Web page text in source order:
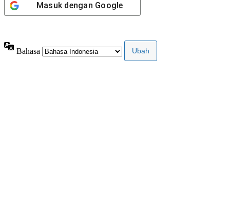
Masuk dengan Google
Bahasa